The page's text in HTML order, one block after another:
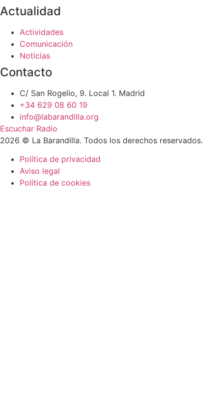
Actualidad
Actividades
Comunicación
Noticias
Contacto
C/ San Rogelio, 9. Local 1. Madrid
+34 629 08 60 19
info@labarandilla.org
Escuchar Radio
2026 © La Barandilla. Todos los derechos reservados.
Política de privacidad
Aviso legal
Política de cookies